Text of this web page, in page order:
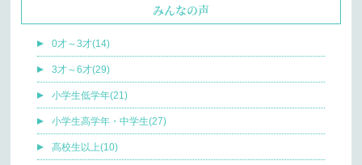
みんなの声
0才～3才(14)
3才～6才(29)
小学生低学年(21)
小学生高学年・中学生(27)
高校生以上(10)